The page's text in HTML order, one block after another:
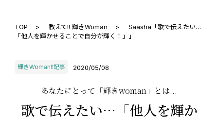
TOP > 教えて!! 輝きWoman >
Saasha「歌で伝えたい…
「他人を輝かせることで自分が輝く！」」
輝きWoman!!記事 2020/05/08
あなたにとって「輝きwoman」とは...
歌で伝えたい…「他人を輝か